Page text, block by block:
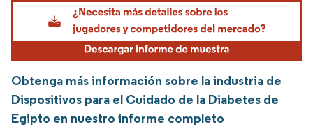
Obtenga más información sobre la industria de
Dispositivos para el Cuidado de la Diabetes de
Egipto en nuestro informe completo